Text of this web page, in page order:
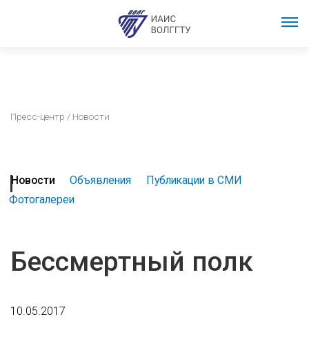
Пресс-центр / Новости
Новости Объявления
Публикации в СМИ
Фотогалереи
Бессмертный полк
10.05.2017